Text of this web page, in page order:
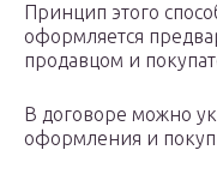
Принцип этого
оформляется
продавцом и
В договоре можно
оформления и